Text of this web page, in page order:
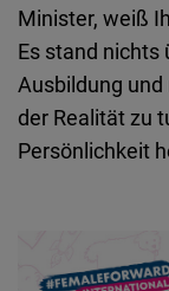
Minister, weiß
Es stand nichts
Ausbildung
der Realität zu
Persönlichkeit